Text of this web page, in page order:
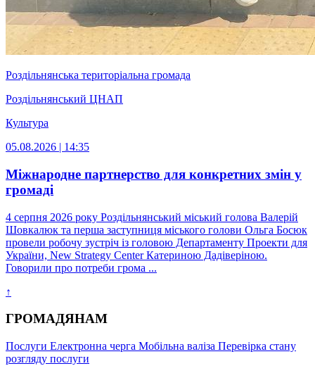
Роздільнянська територіальна громада
Роздільнянський ЦНАП
Культура
05.08.2026 | 14:35
Міжнародне партнерство для конкретних змін у
громаді
4 серпня 2026 року Роздільнянський міський голова Валерій
Шовкалюк та перша заступниця міського голови Ольга Босюк
провели робочу зустріч із головою Департаменту Проекти для
України, New Strategy Center Катериною Дадіверіною.
Говорили про потреби грома ...
↑
ГРОМАДЯНАМ
Послуги Електронна черга Мобільна валіза Перевірка стану
розгляду послуги